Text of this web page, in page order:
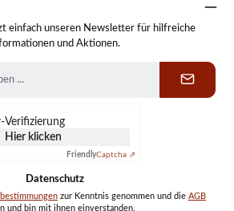
einfach unseren Newsletter für hilfreiche
und Aktionen.
Hier klicken
FriendlyCaptcha ⇗
Datenschutz
zur Kenntnis genommen und die AGB
und bin mit ihnen einverstanden.